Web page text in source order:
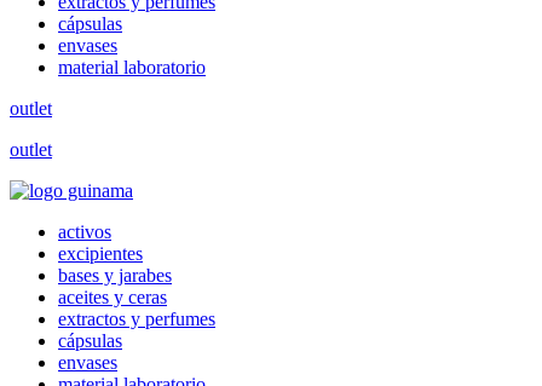
cápsulas
envases
material laboratorio
outlet
outlet
activos
excipientes
bases y jarabes
aceites y ceras
extractos y perfumes
cápsulas
envases